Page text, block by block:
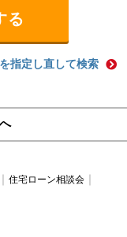
指定し直して検索
住宅ローン相談会